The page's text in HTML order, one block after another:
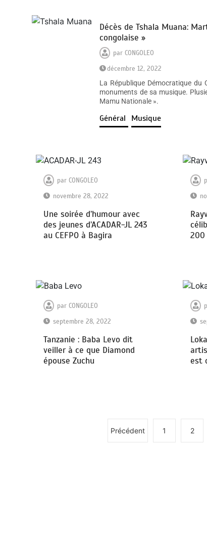
Décès de Tshala Muana:
congolaise »
parCONGOLEO
décembre 12, 2022
La République Démocratique du
monuments de sa musique.
Mamu Nationale ».
Général Musique
parCONGOLEO
novembre 28, 2022
Une soirée d’humour avec
des jeunes d’ACADAR-JL 243
au CEFPO à Bagira
200
parCONGOLEO
septembre 28, 2022
Tanzanie : Baba Levo dit
veiller à ce que Diamond
épouse Zuchu
est
Précédent 1 2